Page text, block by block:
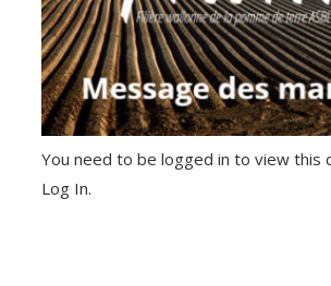
You need to be logged in to view this
Log In.